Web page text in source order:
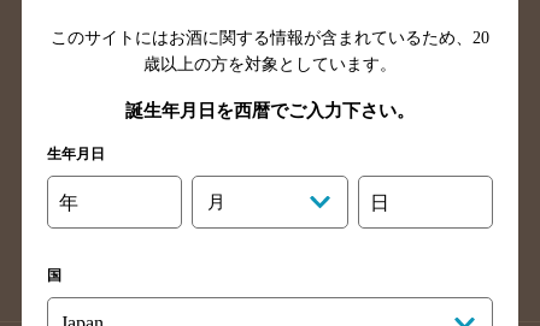
島根県のバー検索
徳島県のバー検索
高知県のバー検索
福岡県のバー検索
長崎県のバー検索
大分県のバー検索
熊本県のバー検索
このサイトにはお酒に関する情報が含まれているため、 20
歳以上の方を対象としています。
誕生年月日を西暦でご入力下さい。
生年月日
年 月 日
国